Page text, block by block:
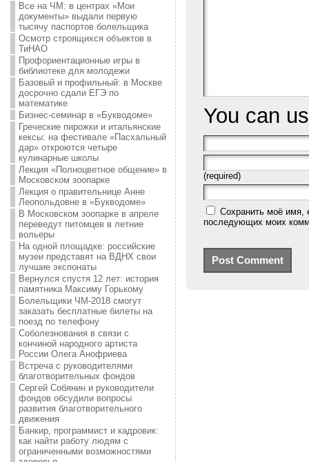
Все на ЧМ: в центрах «Мои
документы» выдали первую
тысячу паспортов болельщика
Осмотр строящихся объектов в
ТиНАО
Профориентационные игры в
библиотеке для молодежи
Базовый и профильный: в Москве
досрочно сдали ЕГЭ по
математике
Бизнес-семинар в «Букводоме»
Греческие пирожки и итальянские
кексы: на фестивале «Пасхальный
дар» откроются четыре
кулинарные школы
Лекция «Полноцветное общение» в
Московском зоопарке
Лекция о правительнице Анне
Леопольдовне в «Букводоме»
В Московском зоопарке в апреле
переведут питомцев в летние
вольеры
На одной площадке: российские
музеи представят на ВДНХ свои
лучшие экспонаты
Вернулся спустя 12 лет: история
памятника Максиму Горькому
Болельщики ЧМ-2018 смогут
заказать бесплатные билеты на
поезд по телефону
Соболезнования в связи с
кончиной народного артиста
России Олега Анофриева
Встреча с руководителями
благотворительных фондов
Сергей Собянин и руководители
фондов обсудили вопросы
развития благотворительного
движения
Банкир, программист и кадровик:
как найти работу людям с
ограниченными возможностями
You can
(required)
Сохранить моё имя,
последующих моих